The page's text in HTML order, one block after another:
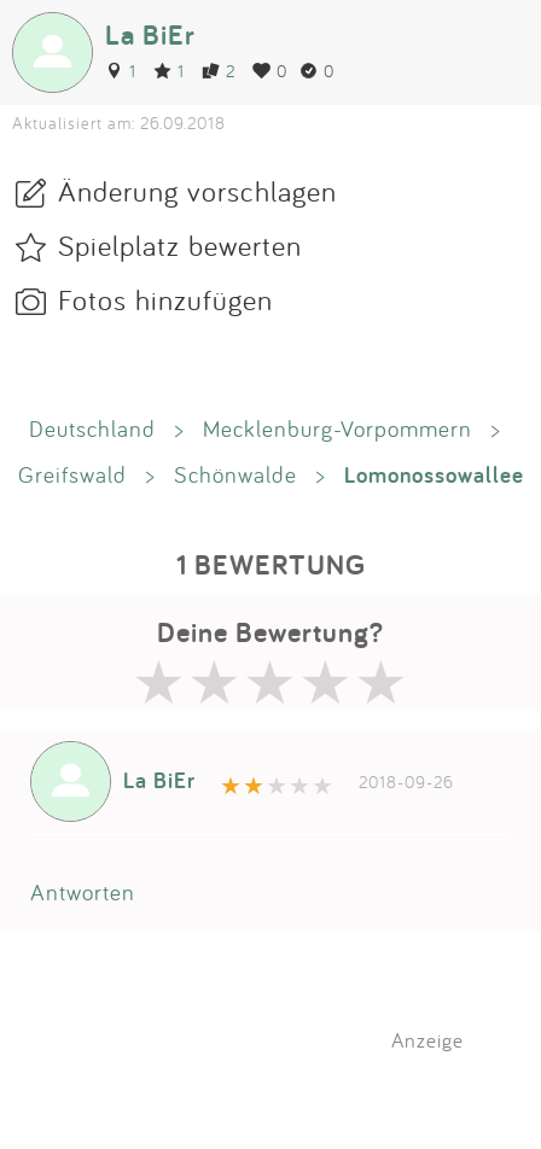
La BiEr
1 1 2 0 0
Aktualisiert am: 26.09.2018
Änderung vorschlagen
Spielplatz bewerten
Fotos hinzufügen
Deutschland > Mecklenburg-Vorpommern
>
Greifswald
> Schönwalde > Lomonossowallee
1 BEWERTUNG
Deine Bewertung?
La BiEr 2018-09-26
Antworten
Anzeige